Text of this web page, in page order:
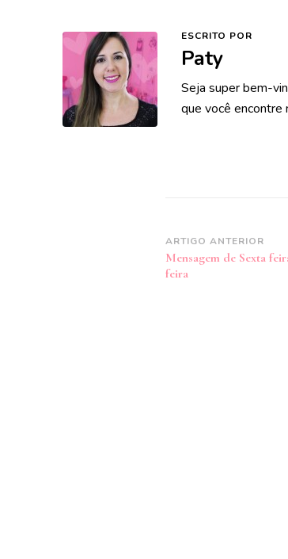
ESCRITO POR
Paty
Seja super bem-
que você encontre
Navegação
de
ARTIGO ANTERIOR
Mensagem de Sexta
feira